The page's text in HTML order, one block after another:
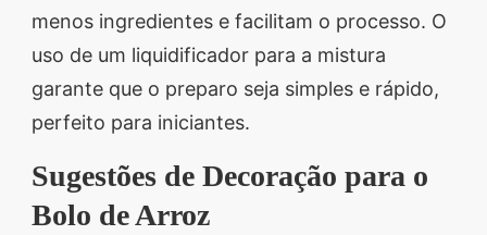
menos ingredientes e facilitam o processo. O
uso de um liquidificador para a mistura
garante que o preparo seja simples e rápido,
perfeito para iniciantes.
Sugestões de Decoração para o
Bolo de Arroz